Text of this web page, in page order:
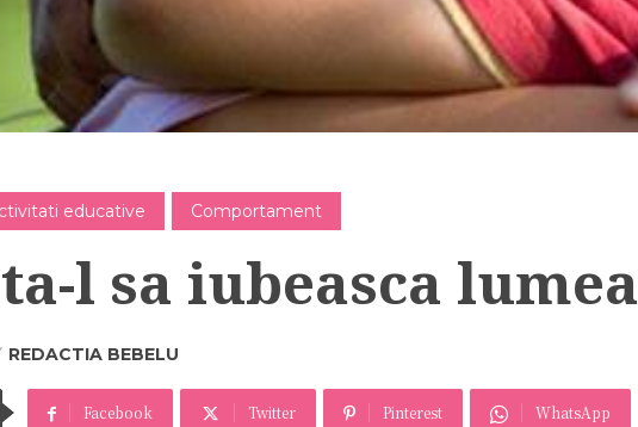
educative Comportament
l sa iubeasca lumea
REDACTIA BEBELU
Facebook Twitter Pinterest WhatsApp